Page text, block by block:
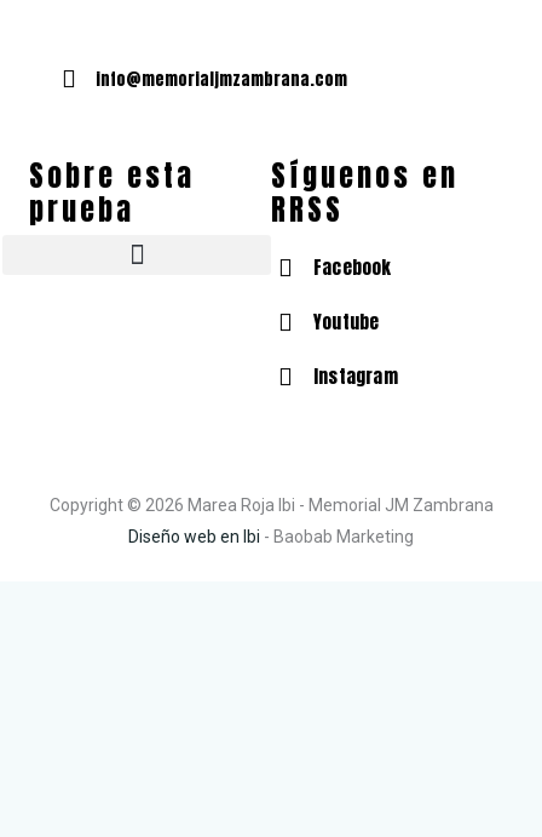
info@memorialjmzambrana.com
Sobre esta
prueba
Síguenos en
RRSS
Facebook
Youtube
Instagram
Copyright © 2026 Marea Roja Ibi - Memorial JM Zambrana
Diseño web en Ibi - Baobab Marketing